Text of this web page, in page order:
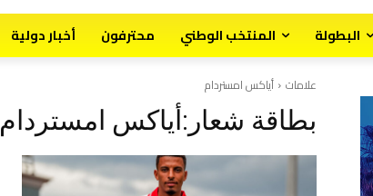
البطولة المنتخب الوطني محترفون أخبار دولية
علامات أياكس امستردام
بطاقة شعار:أياكس امستردام